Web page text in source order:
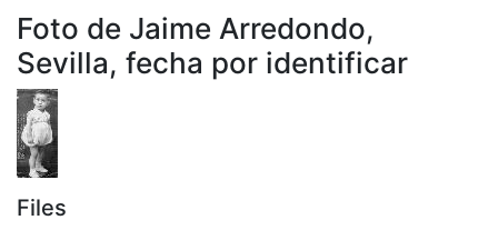
Foto de Jaime Arredondo,
Sevilla, fecha por identificar
Files